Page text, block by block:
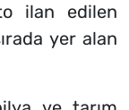
ilan edilen
yer alan